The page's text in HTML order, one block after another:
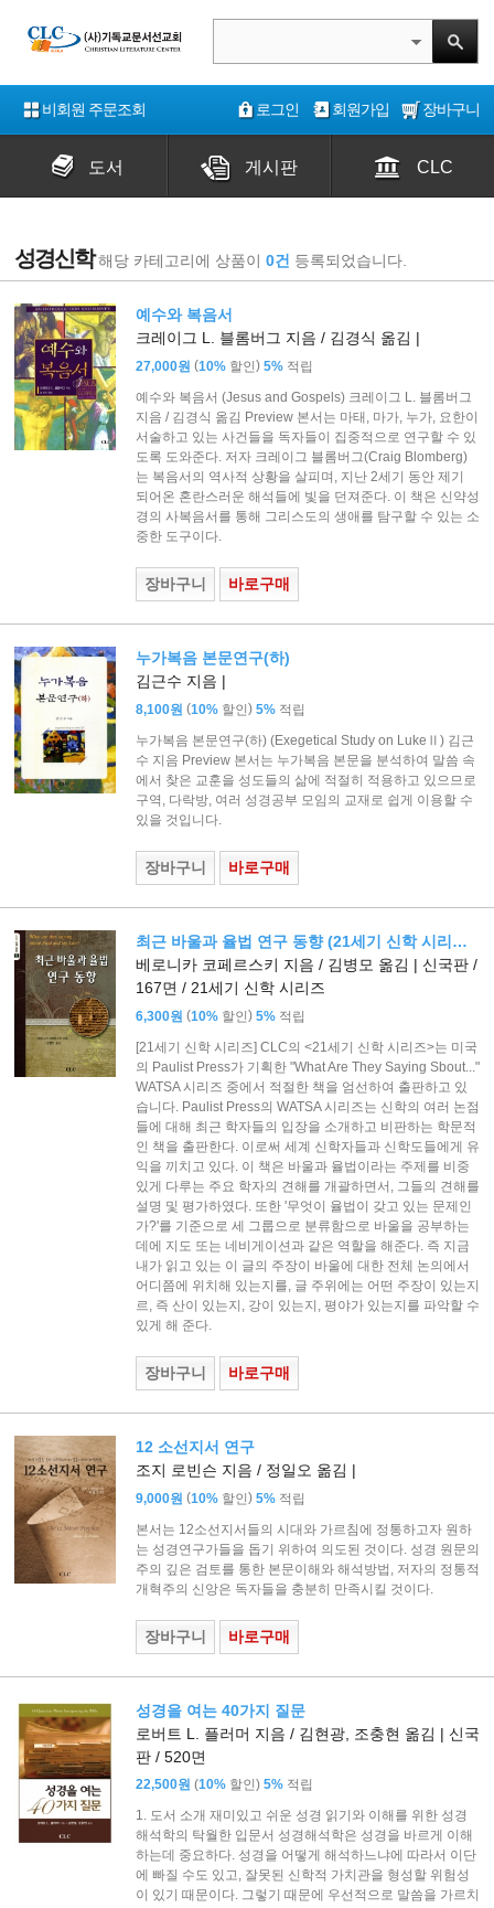
비회원 주문조회 로그인 회원가입 장바구니
도서 게시판 CLC
성경신학 해당 카테고리에 상품이 0건 등록되었습니다.
예수와 복음서
크레이그 L. 블롬버그 지음 / 김경식 옮김 |
27,000원 (10% 할인) 5% 적립
예수와 복음서 (Jesus and Gospels) 크레이그 L. 블롬버그
지음 / 김경식 옮김 Preview 본서는 마태, 마가, 누가, 요한이
서술하고 있는 사건들을 독자들이 집중적으로 연구할 수 있
도록 도와준다. 저자 크레이그 블롬버그(Craig Blomberg)
는 복음서의 역사적 상황을 살피며, 지난 2세기 동안 제기
되어온 혼란스러운 해석들에 빛을 던져준다. 이 책은 신약성
경의 사복음서를 통해 그리스도의 생애를 탐구할 수 있는 소
중한 도구이다.
장바구니 바로구매
누가복음 본문연구(하)
김근수 지음 |
8,100원 (10% 할인) 5% 적립
누가복음 본문연구(하) (Exegetical Study on LukeⅡ) 김근
수 지음 Preview 본서는 누가복음 본문을 분석하여 말씀 속
에서 찾은 교훈을 성도들의 삶에 적절히 적용하고 있으므로
구역, 다락방, 여러 성경공부 모임의 교재로 쉽게 이용할 수
있을 것입니다.
장바구니 바로구매
최근 바울과 율법 연구 동향 (21세기 신학 시리즈 9)
베로니카 코페르스키 지음 / 김병모 옮김 | 신국판 /
167면 / 21세기 신학 시리즈
6,300원 (10% 할인) 5% 적립
[21세기 신학 시리즈] CLC의 <21세기 신학 시리즈>는 미국
의 Paulist Press가 기획한 "What Are They Saying Sbout..."
WATSA 시리즈 중에서 적절한 책을 엄선하여 출판하고 있
습니다. Paulist Press의 WATSA 시리즈는 신학의 여러 논점
들에 대해 최근 학자들의 입장을 소개하고 비판하는 학문적
인 책을 출판한다. 이로써 세계 신학자들과 신학도들에게 유
익을 끼치고 있다. 이 책은 바울과 율법이라는 주제를 비중
있게 다루는 주요 학자의 견해를 개괄하면서, 그들의 견해를
설명 및 평가하였다. 또한 '무엇이 율법이 갖고 있는 문제인
가?'를 기준으로 세 그룹으로 분류함으로 바울을 공부하는
데에 지도 또는 네비게이션과 같은 역할을 해준다. 즉 지금
내가 읽고 있는 이 글의 주장이 바울에 대한 전체 논의에서
어디쯤에 위치해 있는지를, 글 주위에는 어떤 주장이 있는지
르, 즉 산이 있는지, 강이 있는지, 평야가 있는지를 파악할 수
있게 해 준다.
장바구니 바로구매
12 소선지서 연구
조지 로빈슨 지음 / 정일오 옮김 |
9,000원 (10% 할인) 5% 적립
본서는 12소선지서들의 시대와 가르침에 정통하고자 원하
는 성경연구가들을 돕기 위하여 의도된 것이다. 성경 원문의
주의 깊은 검토를 통한 본문이해와 해석방법, 저자의 정통적
개혁주의 신앙은 독자들을 충분히 만족시킬 것이다.
장바구니 바로구매
성경을 여는 40가지 질문
로버트 L. 플러머 지음 / 김현광, 조충현 옮김 | 신국
판 / 520면
22,500원 (10% 할인) 5% 적립
1. 도서 소개 재미있고 쉬운 성경 읽기와 이해를 위한 성경
해석학의 탁월한 입문서 성경해석학은 성경을 바르게 이해
하는데 중요하다. 성경을 어떻게 해석하느냐에 따라서 이단
에 빠질 수도 있고, 잘못된 신학적 가치관을 형성할 위험성
이 있기 때문이다. 그렇기 때문에 우선적으로 말씀을 가르치